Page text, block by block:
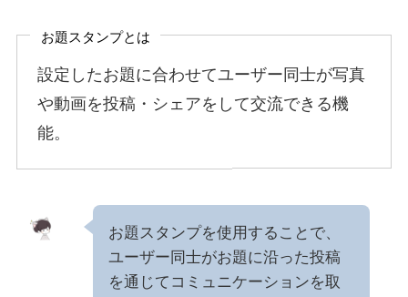
お題スタンプとは
設定したお題に合わせてユーザー同士が写真
や動画を投稿・シェアをして交流できる機
能。
お題スタンプを使用することで、
ユーザー同士がお題に沿った投稿
を通じてコミュニケーションを取